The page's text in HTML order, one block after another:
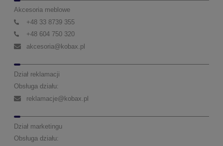
Akcesoria meblowe
+48 33 8739 355
+48 604 750 320
akcesoria@kobax.pl
Dział reklamacji
Obsługa działu:
reklamacje@kobax.pl
Dział marketingu
Obsługa działu: